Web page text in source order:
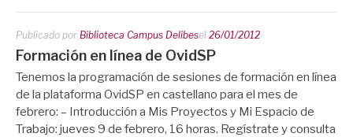
Publicado por Biblioteca Campus Delibesel 26/01/2012
Formación en línea de OvidSP
Tenemos la programación de sesiones de formación en línea
de la plataforma OvidSP en castellano para el mes de
febrero: – Introducción a Mis Proyectos y Mi Espacio de
Trabajo: jueves 9 de febrero, 16 horas. Regístrate y consulta